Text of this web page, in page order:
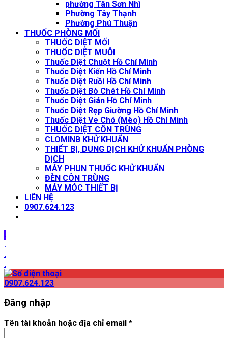
phường Tân Sơn Nhì
Phường Tây Thạnh
Phường Phú Thuận
THUỐC PHÒNG MỐI
THUỐC DIỆT MỐI
THUỐC DIỆT MUỖI
Thuốc Diệt Chuột Hồ Chí Minh
Thuốc Diệt Kiến Hồ Chí Minh
Thuốc Diệt Ruồi Hồ Chí Minh
Thuốc Diệt Bò Chét Hồ Chí Minh
Thuốc Diệt Gián Hồ Chí Minh
Thuốc Diệt Rẹp Giường Hồ Chí Minh
Thuốc Diệt Ve Chó (Mèo) Hồ Chí Minh
THUỐC DIỆT CÔN TRÙNG
CLOMINB KHỬ KHUẨN
THIẾT BỊ, DUNG DỊCH KHỬ KHUẨN PHÒNG
DỊCH
MÁY PHUN THUỐC KHỬ KHUẨN
ĐÈN CÔN TRÙNG
MÁY MÓC THIẾT BỊ
LIÊN HỆ
0907.624.123
.
.
.
.
0907.624.123
Đăng nhập
Tên tài khoản hoặc địa chỉ email *